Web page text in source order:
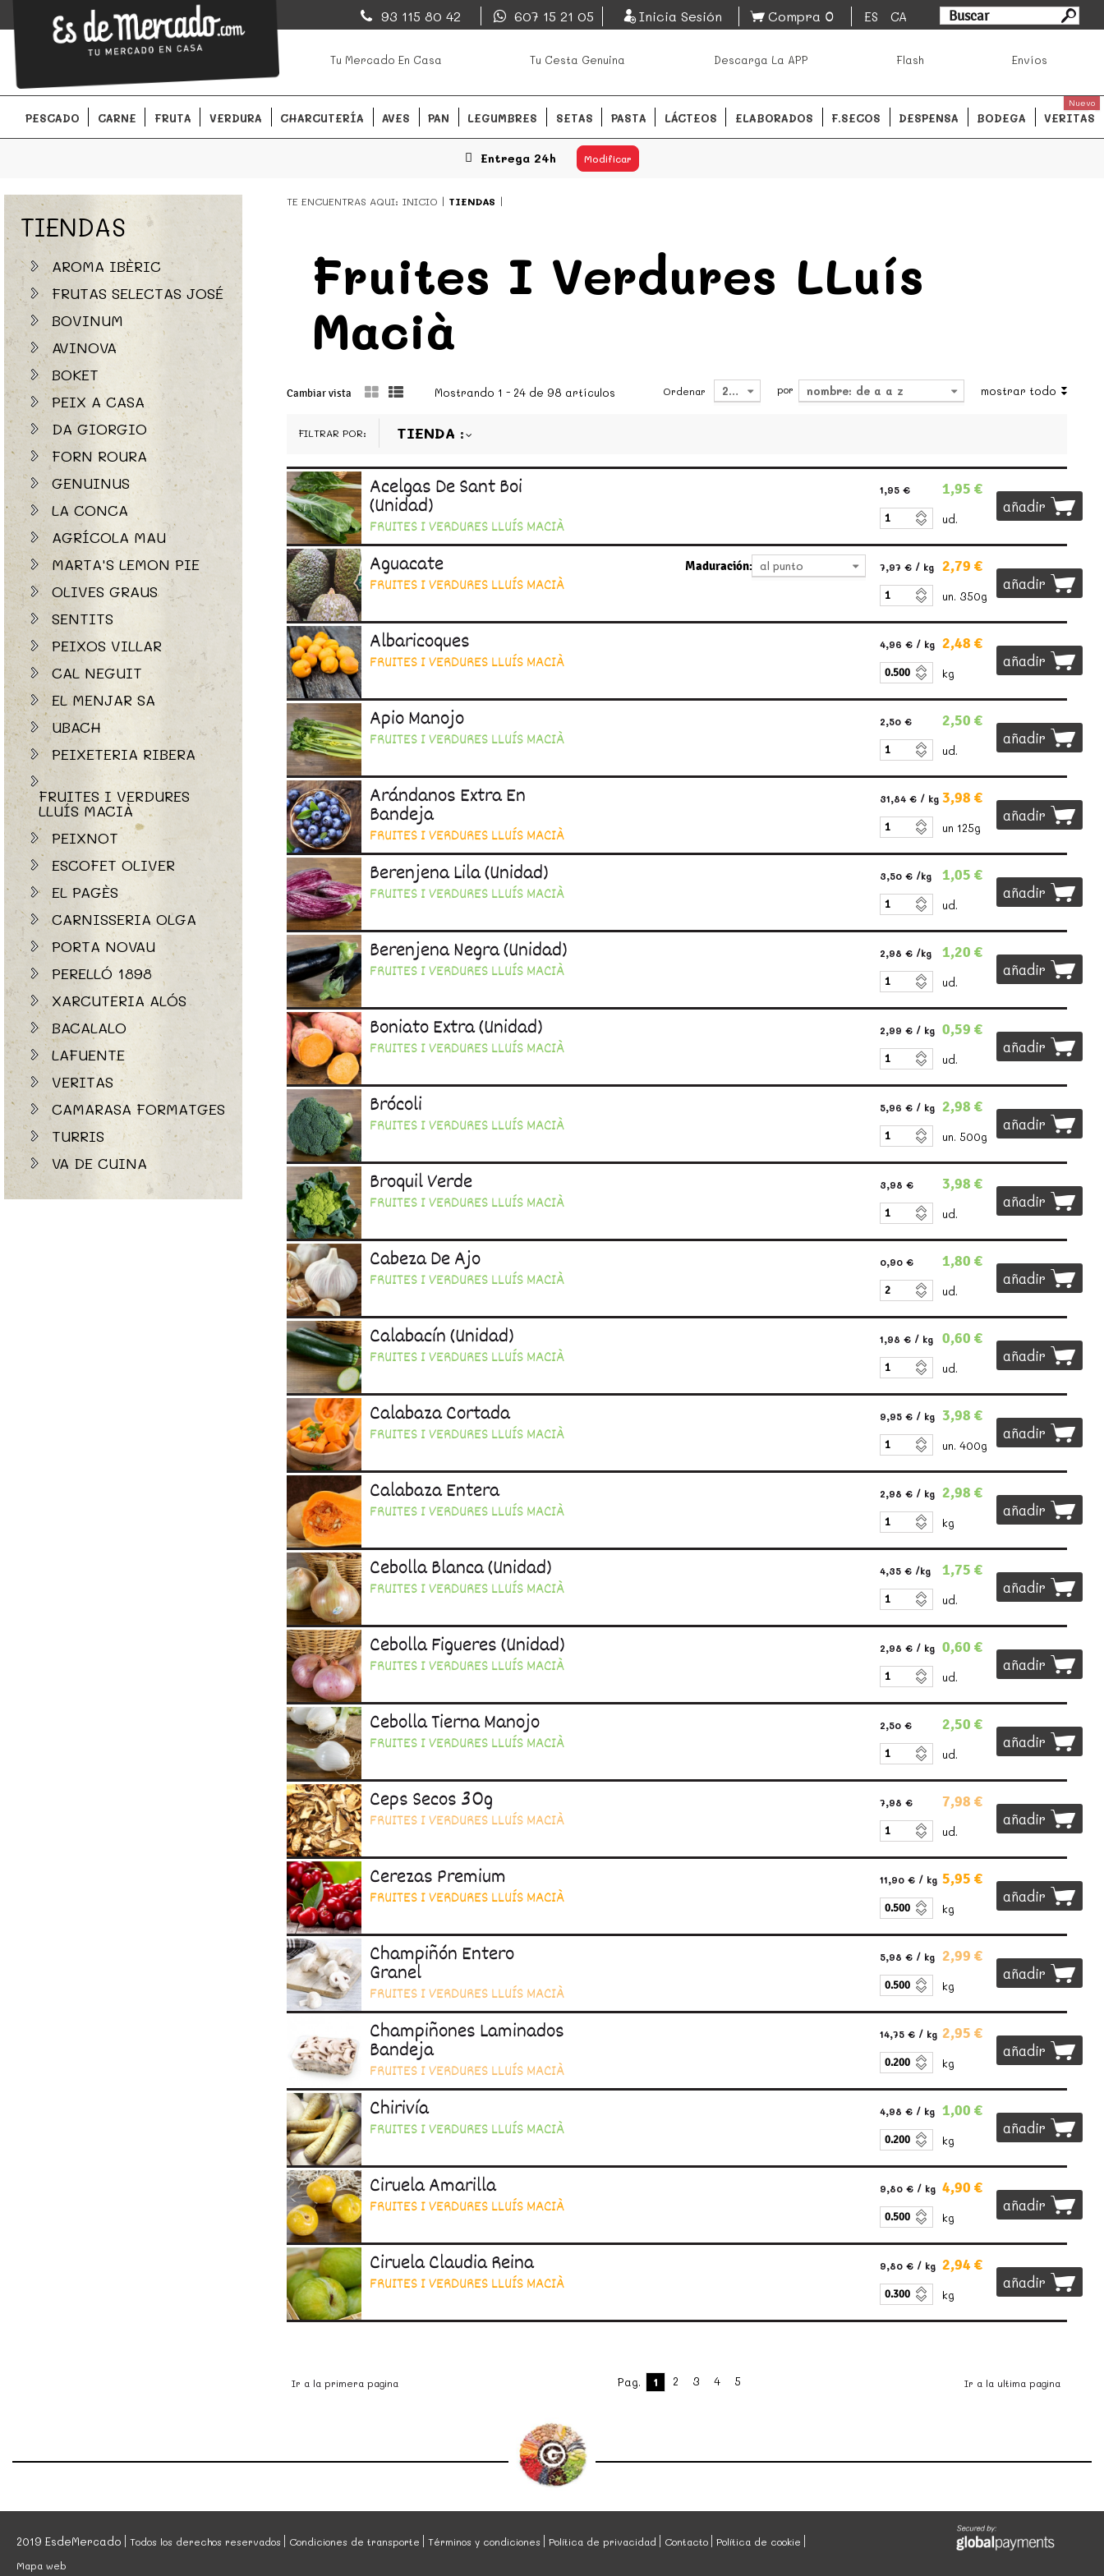
EsDeMercado.com
EsDeMercado.comte lleva a casa los mejores productos de los mejores mercados de
Barcelona y de productores locales.
EsDeMercado.com
Barcelona y de productores locales.
93 115 80 42 607 15 21 05 Inicia Sesión Compra 0 ES CA
Tu Mercado En Casa Tu Cesta Genuina Descarga La APP Flash Envíos
PESCADO CARNE FRUTA VERDURA CHARCUTERÍA AVES PAN LEGUMBRES SETAS PASTA LÁCTEOS ELABORADOS F.SECOS DESPENSA BODEGA VERITAS
Nuevo
Entrega 24h Modificar
TE ENCUENTRAS AQUI: INICIO TIENDAS
Fruites I Verdures LLuís
Macià
Cambiar vista Mostrando 1 - 24 de 98 artículos mostrar todo
por nombre: de a a z
Ordenar 24
FILTRAR POR: TIENDA
Acelgas De Sant Boi
(unidad)
FRUITES I VERDURES LLUÍS MACIÀ
1,95 € 1,95 €
ud.
añadir
Aguacate
FRUITES I VERDURES LLUÍS MACIÀ
Maduración: al punto 7,97 € / kg 2,79 €
un. 350g
añadir
Albaricoques
FRUITES I VERDURES LLUÍS MACIÀ
4,96 € / kg 2,48 €
kg
añadir
Apio Manojo
FRUITES I VERDURES LLUÍS MACIÀ
2,50 € 2,50 €
ud.
añadir
Arándanos Extra En
Bandeja
FRUITES I VERDURES LLUÍS MACIÀ
31,84 € / kg 3,98 €
un 125g
añadir
Berenjena Lila (unidad)
FRUITES I VERDURES LLUÍS MACIÀ
3,50 € /kg 1,05 €
ud.
añadir
Berenjena Negra (unidad)
FRUITES I VERDURES LLUÍS MACIÀ
2,98 € /kg 1,20 €
ud.
añadir
Boniato Extra (unidad)
FRUITES I VERDURES LLUÍS MACIÀ
2,99 € / kg 0,59 €
ud.
añadir
Brócoli
FRUITES I VERDURES LLUÍS MACIÀ
5,96 € / kg 2,98 €
un. 500g
añadir
Broquil Verde
FRUITES I VERDURES LLUÍS MACIÀ
3,98 € 3,98 €
ud.
añadir
Cabeza De Ajo
FRUITES I VERDURES LLUÍS MACIÀ
0,90 € 1,80 €
ud.
añadir
Calabacín (unidad)
FRUITES I VERDURES LLUÍS MACIÀ
1,98 € / kg 0,60 €
ud.
añadir
Calabaza Cortada
FRUITES I VERDURES LLUÍS MACIÀ
9,95 € / kg 3,98 €
un. 400g
añadir
Calabaza Entera
FRUITES I VERDURES LLUÍS MACIÀ
2,98 € / kg 2,98 €
kg
añadir
Cebolla Blanca (unidad)
FRUITES I VERDURES LLUÍS MACIÀ
4,35 € /kg 1,75 €
ud.
añadir
Cebolla Figueres (unidad)
FRUITES I VERDURES LLUÍS MACIÀ
2,98 € / kg 0,60 €
ud.
añadir
Cebolla Tierna Manojo
FRUITES I VERDURES LLUÍS MACIÀ
2,50 € 2,50 €
ud.
añadir
Ceps Secos 30g
FRUITES I VERDURES LLUÍS MACIÀ
7,98 € 7,98 €
ud.
añadir
Cerezas Premium
FRUITES I VERDURES LLUÍS MACIÀ
11,90 € / kg 5,95 €
kg
añadir
Champiñón Entero
Granel
FRUITES I VERDURES LLUÍS MACIÀ
5,98 € / kg 2,99 €
kg
añadir
Champiñones Laminados
Bandeja
FRUITES I VERDURES LLUÍS MACIÀ
14,75 € / kg 2,95 €
kg
añadir
Chirivía
FRUITES I VERDURES LLUÍS MACIÀ
4,98 € / kg 1,00 €
kg
añadir
Ciruela Amarilla
FRUITES I VERDURES LLUÍS MACIÀ
9,80 € / kg 4,90 €
kg
añadir
Ciruela Claudia Reina
FRUITES I VERDURES LLUÍS MACIÀ
9,80 € / kg 2,94 €
kg
añadir
Ir a la primera pagina Pag. 1 2 3 4 5 Ir a la ultima pagina
TIENDAS
AROMA IBÈRIC
FRUTAS SELECTAS JOSÉ
BOVINUM
AVINOVA
BOKET
PEIX A CASA
DA GIORGIO
FORN ROURA
GENUINUS
LA CONCA
AGRÍCOLA MAU
MARTA'S LEMON PIE
OLIVES GRAUS
SENTITS
PEIXOS VILLAR
CAL NEGUIT
EL MENJAR SA
UBACH
PEIXETERIA RIBERA
FRUITES I VERDURES
LLUÍS MACIÀ
PEIXNOT
ESCOFET OLIVER
EL PAGÈS
CARNISSERIA OLGA
PORTA NOVAU
PERELLÓ 1898
XARCUTERIA ALÓS
BACALALO
LAFUENTE
VERITAS
CAMARASA FORMATGES
TURRIS
VA DE CUINA
2019 EsdeMercado Todos los derechos reservados Condiciones de transporte Términos y condiciones Política de privacidad Contacto
Política de cookie
Mapa web